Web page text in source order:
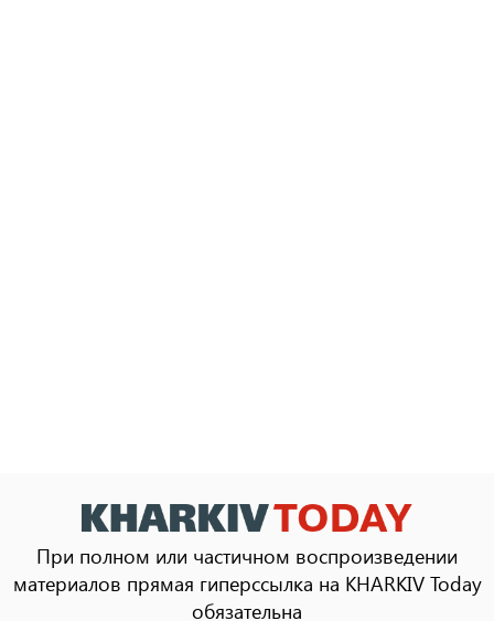
При полном или частичном воспроизведении
материалов прямая гиперссылка на KHARKIV Today
обязательна